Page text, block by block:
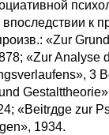
к
«Zur
«Zur Analyse
3
«Beitrдge zur
1934.